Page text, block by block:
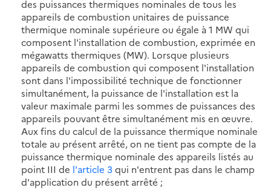
des puissances thermiques nominales de tous les
appareils de combustion unitaires de puissance
thermique nominale supérieure ou égale à 1 MW qui
composent l'installation de combustion, exprimée en
mégawatts thermiques (MW). Lorsque plusieurs
appareils de combustion qui composent l'installation
sont dans l'impossibilité technique de fonctionner
simultanément, la puissance de l'installation est la
valeur maximale parmi les sommes de puissances des
appareils pouvant être simultanément mis en œuvre.
Aux fins du calcul de la puissance thermique nominale
totale au présent arrêté, on ne tient pas compte de la
puissance thermique nominale des appareils listés au
point III de l'article 3 qui n'entrent pas dans le champ
d'application du présent arrêté ;